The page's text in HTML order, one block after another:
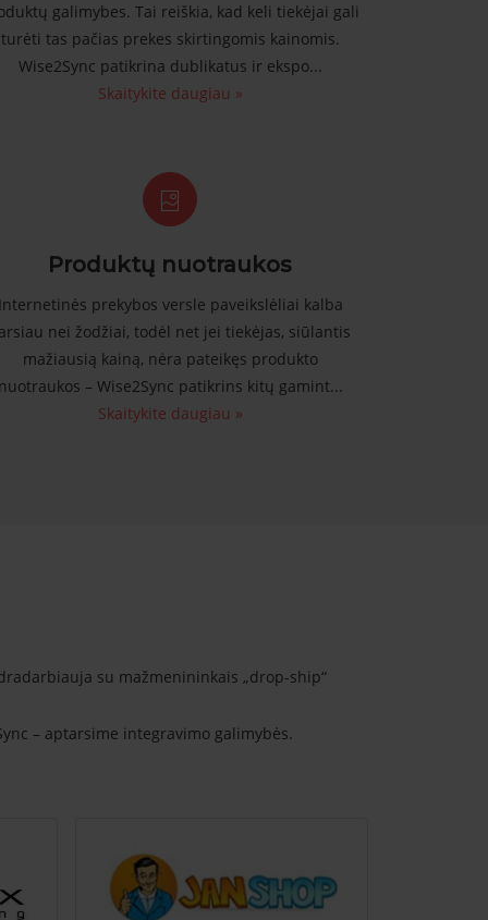
galimybes. Tai reiškia, kad keli tiekėjai gali
turėti tas pačias prekes skirtingomis kainomis.
Wise2Sync patikrina dublikatus ir ekspo...
Skaitykite daugiau »
Produktų nuotraukos
prekybos versle paveikslėliai kalba
nei žodžiai, todėl net jei tiekėjas, siūlantis
mažiausią kainą, nėra pateikęs produkto
– Wise2Sync patikrins kitų gamint...
Skaitykite daugiau »
su mažmenininkais „drop-ship“
– aptarsime integravimo galimybės.